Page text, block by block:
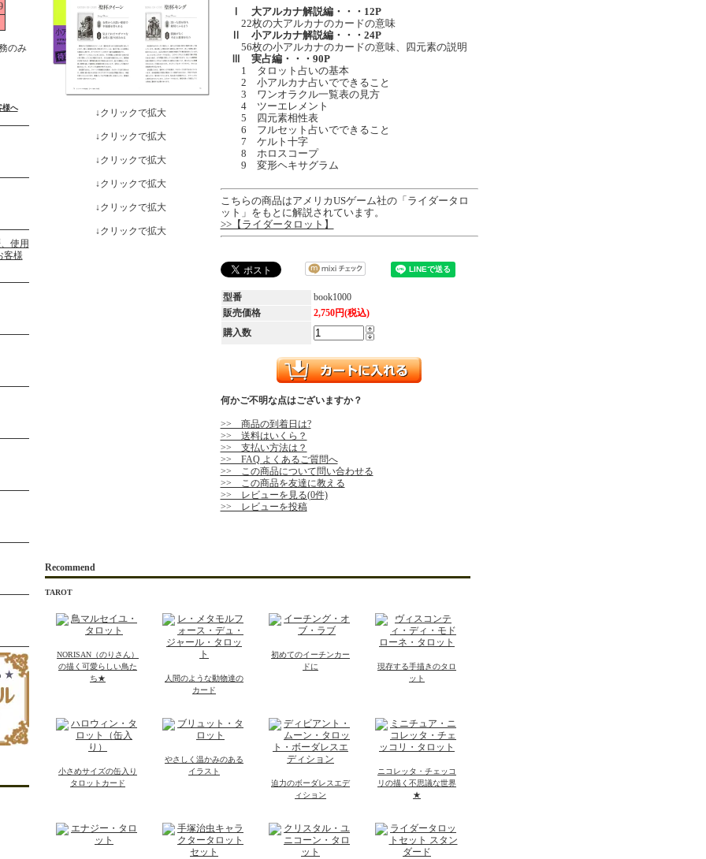
のみ
様へ ↓クリックで拡大
↓クリックで拡大
↓クリックで拡大
↓クリックで拡大
↓クリックで拡大
↓クリックで拡大
Ⅰ 大アルカナ解説編・・・12P
22枚の大アルカナのカードの意味
Ⅱ 小アルカナ解説編・・・24P
56枚の小アルカナのカードの意味、四元素の説明
Ⅲ 実占編・・・90P
1 タロット占いの基本
2 小アルカナ占いでできること
3 ワンオラクル一覧表の見方
4 ツーエレメント
5 四元素相性表
6 フルセット占いでできること
7 ケルト十字
8 ホロスコープ
9 変形ヘキサグラム
こちらの商品はアメリカUSゲーム社の「ライダータロ
ット」をもとに解説されています。
>>【ライダータロット】
型番
book1000
販売価格
2,750円(税込)
購入数
何かご不明な点はございますか？
>> 商品の到着日は?
>> 送料はいくら？
>> 支払い方法は？
>> FAQ よくあるご質問へ
>> この商品について問い合わせる
>> この商品を友達に教える
>> レビューを見る(0件)
>> レビューを投稿
Recommend
TAROT
NORISAN（のりさん）
の描く可愛らしい鳥た
ち★
人間のような動物達の
カード
初めてのイーチンカー
ドに
現存する手描きのタロ
ット
小さめサイズの缶入り
タロットカード
やさしく温かみのある
イラスト
迫力のボーダレスエデ
ィション
ニコレッタ・チェッコ
リの描く不思議な世界
★